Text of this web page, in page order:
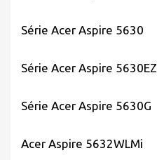
Série Acer Aspire 5630
Série Acer Aspire 5630EZ
Série Acer Aspire 5630G
Acer Aspire 5632WLMi